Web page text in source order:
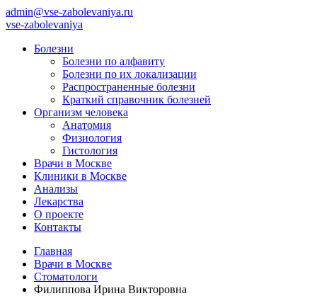
admin@vse-zabolevaniya.ru
vse-zabolevaniya
Болезни
Болезни по алфавиту
Болезни по их локализации
Распространенные болезни
Краткий справочник болезней
Организм человека
Анатомия
Физиология
Гистология
Врачи в Москве
Клиники в Москве
Анализы
Лекарства
О проекте
Контакты
Главная
Врачи в Москве
Стоматологи
Филиппова Ирина Викторовна